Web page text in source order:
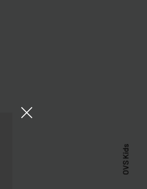
OVS Kids